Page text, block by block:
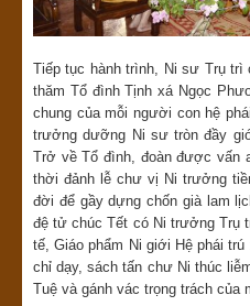
Tiếp tục hành trình, Ni sư Trụ trì
thăm Tổ đình Tịnh xá Ngọc
chung của mỗi người con hệ
trưởng dưỡng Ni sư tròn đầy
Trở về Tổ đình, đoàn được vấn
thời đảnh lễ chư vị Ni trưởng
đời để gầy dựng chốn già lam
đệ tử chúc Tết có Ni trưởng Trụ
tế, Giáo phẩm Ni giới Hệ phái
chỉ dạy, sách tấn chư Ni thúc
Tuệ và gánh vác trọng trách